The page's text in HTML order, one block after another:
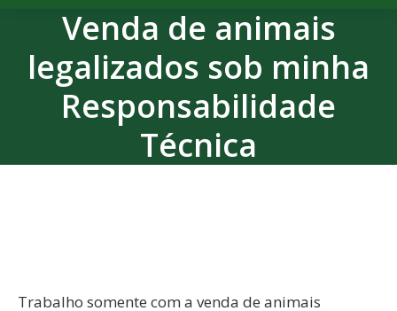
Venda de animais
legalizados sob minha
Responsabilidade
Técnica
Trabalho somente com a venda de animais